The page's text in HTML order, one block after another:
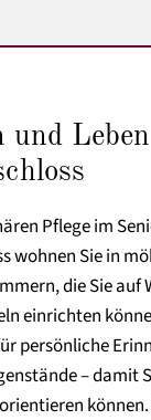
und
Pflege im
wohnen Sie in
die Sie auf
einrichten
persönliche
– damit